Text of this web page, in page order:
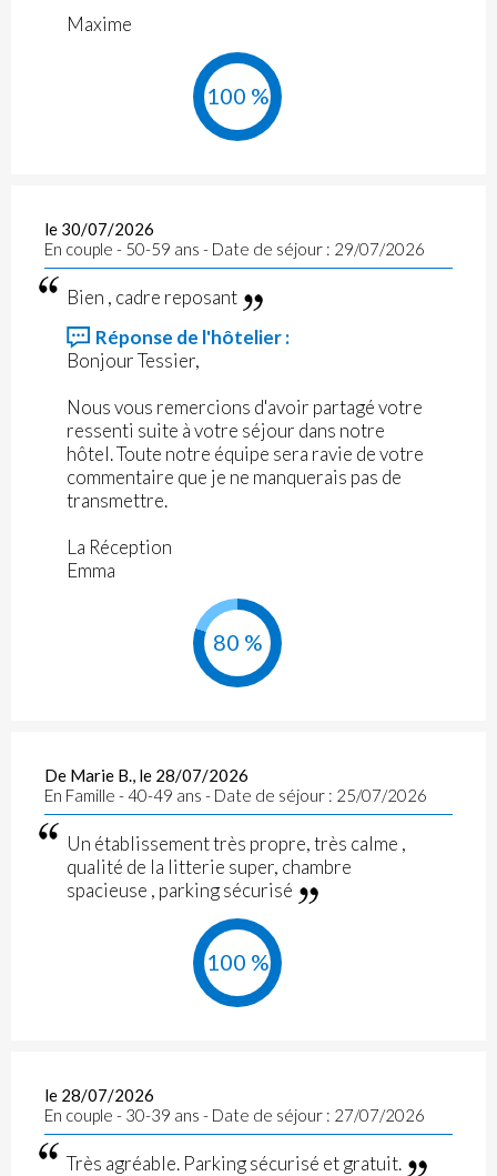
Maxime
100 %
le 30/07/2026
En couple - 50-59 ans - Date de séjour : 29/07/2026
Bien , cadre reposant
Réponse de l'hôtelier :
Bonjour Tessier,
Nous vous remercions d'avoir partagé votre
ressenti suite à votre séjour dans notre
hôtel. Toute notre équipe sera ravie de votre
commentaire que je ne manquerais pas de
transmettre.
La Réception
Emma
80 %
De Marie B., le 28/07/2026
En Famille - 40-49 ans - Date de séjour : 25/07/2026
Un établissement très propre, très calme ,
qualité de la litterie super, chambre
spacieuse , parking sécurisé
100 %
le 28/07/2026
En couple - 30-39 ans - Date de séjour : 27/07/2026
Très agréable. Parking sécurisé et gratuit.